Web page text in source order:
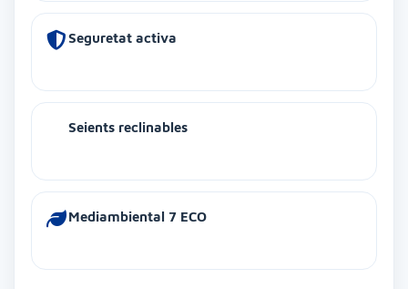
Seguretat activa
Seients reclinables
Mediambiental 7 ECO